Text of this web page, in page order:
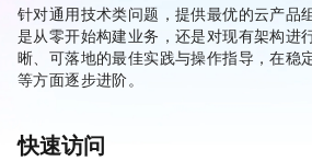
AI
模型推理与调用
模型训练与部署
互联网应用开发
针对通用技术类问题，提供最优的云产品
是从零开始构建业务，还是对现有架构进
晰、可落地的最佳实践与操作指导，在稳
等方面逐步进阶。
快速访问